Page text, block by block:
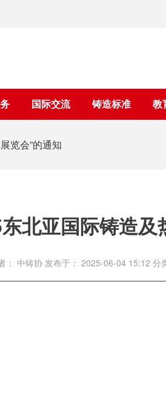
国际交流 铸造标准 教
览会”的通知
北亚国际铸造
： 中铸协 发布于： 2025-06-04 15:12 分